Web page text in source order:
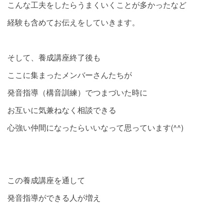
こんな工夫をしたらうまくいくことが多かったなど
経験も含めてお伝えをしていきます。
そして、養成講座終了後も
ここに集まったメンバーさんたちが
発音指導（構音訓練）でつまづいた時に
お互いに気兼ねなく相談できる
心強い仲間になったらいいなって思っています(^^)
この養成講座を通して
発音指導ができる人が増え